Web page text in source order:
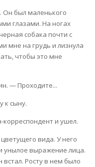
Он был маленького
глазами. На ногах
собака почти с
мне на грудь и лизнула
чтобы это мне
— Проходите...
к сыну.
и ушел.
вида. У него
унылое выражение лица.
Росту в нем было